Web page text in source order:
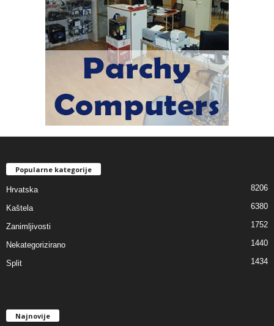
Popularne kategorije
Hrvatska 8206
Kaštela 6380
Zanimljivosti 1752
Nekategorizirano 1440
Split 1434
Najnovije